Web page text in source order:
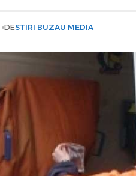
DESTIRI BUZAU MEDIA